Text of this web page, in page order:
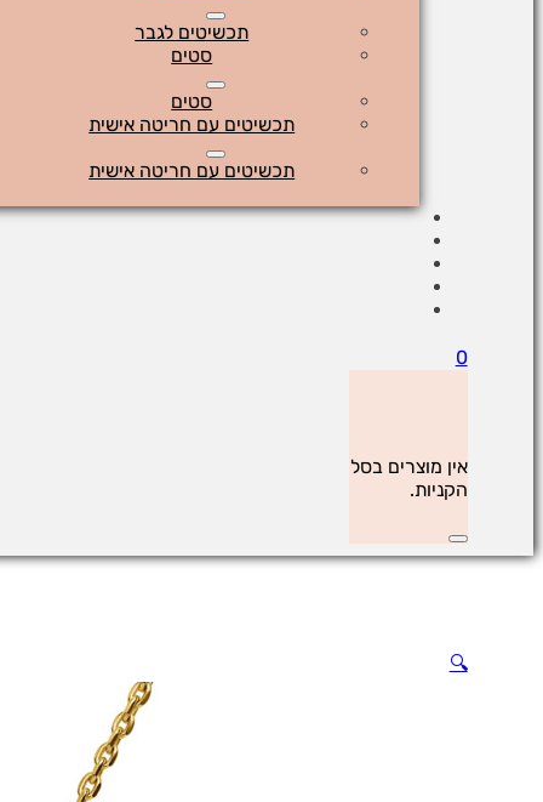
תכשיטים לגבר
סטים
סטים
תכשיטים עם חריטה אישית
תכשיטים עם חריטה אישית
0
אין מוצרים בסל
הקניות.
🔍